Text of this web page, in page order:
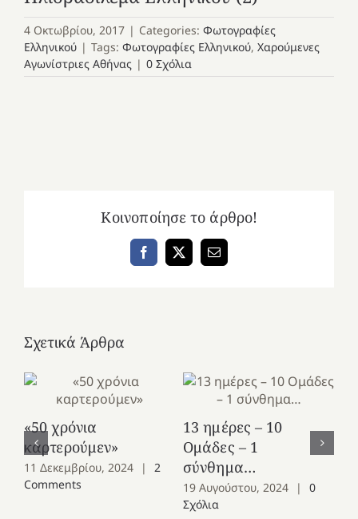
4 Οκτωβρίου, 2017 | Categories: Φωτογραφίες
Ελληνικού | Tags: Φωτογραφίες Ελληνικού, Χαρούμενες
Αγωνίστριες Αθήνας | 0 Σχόλια
Κοινοποίησε το άρθρο!
Facebook
X Email
Σχετικά Άρθρα
«50 χρόνια
καρτερούμεν»
11 Δεκεμβρίου, 2024 |
2
Comments
13 ημέρες – 10
Ομάδες – 1
σύνθημα…
19 Αυγούστου, 2024 |
0
Σχόλια